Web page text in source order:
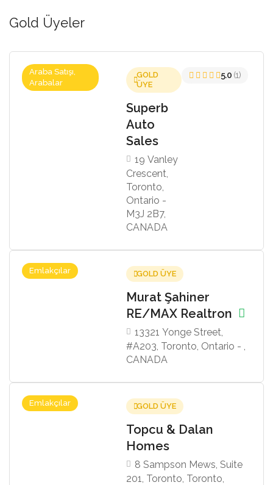
Gold Üyeler
Araba Satışı,
Arabalar
GOLD
ÜYE
Superb
Auto
Sales
19 Vanley
Crescent,
Toronto,
Ontario -
M3J 2B7,
CANADA
5.0 (1)
Emlakçılar GOLD ÜYE
Murat Şahiner
RE/MAX Realtron
13321 Yonge Street,
#A203, Toronto, Ontario - ,
CANADA
Emlakçılar GOLD ÜYE
Topcu & Dalan
Homes
8 Sampson Mews, Suite
201, Toronto, Toronto,